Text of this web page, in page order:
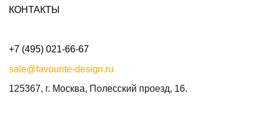
КОНТАКТЫ
+7 (495) 021-66-67
sale@favourite-design.ru
125367, г. Москва, Полесский проезд, 16.